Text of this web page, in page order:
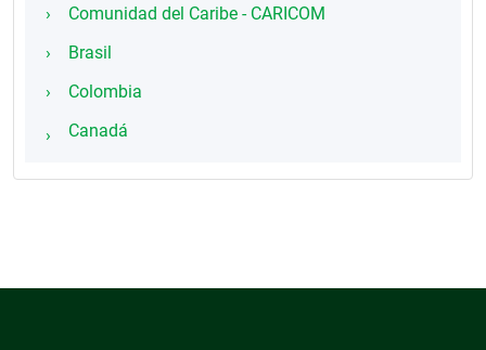
Comunidad del Caribe - CARICOM
Brasil
Colombia
Canadá